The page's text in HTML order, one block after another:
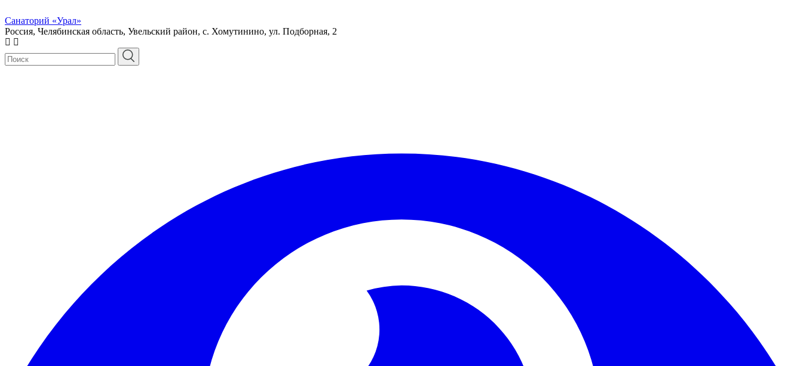
Санаторий «Урал»
Россия, Челябинская область, Увельский район, с. Хомутинино, ул. Подборная, 2